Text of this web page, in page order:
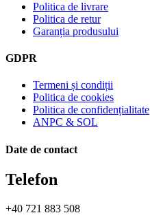
Politica de livrare
Politica de retur
Garanția produsului
GDPR
Termeni și condiții
Politica de cookies
Politica de confidențialitate
ANPC & SOL
Date de contact
Telefon
+40 721 883 508